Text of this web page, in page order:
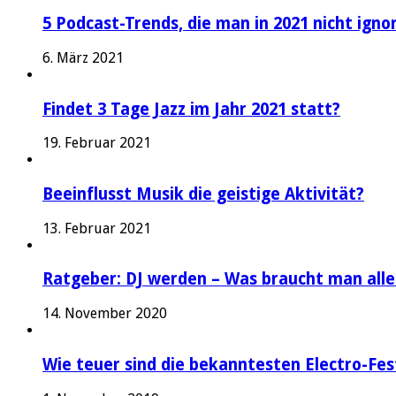
5 Podcast-Trends, die man in 2021 nicht
6. März 2021
Findet 3 Tage Jazz im Jahr 2021 statt?
19. Februar 2021
Beeinflusst Musik die geistige Aktivität?
13. Februar 2021
Ratgeber: DJ werden – Was braucht man
14. November 2020
Wie teuer sind die bekanntesten Electro-